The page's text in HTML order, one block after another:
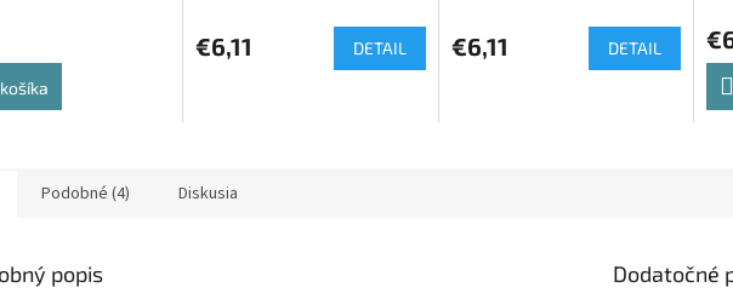
€6,11 DETAIL €6,11 DETAIL
Podobné (4) Diskusia
popis Dodatočné